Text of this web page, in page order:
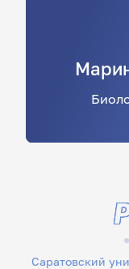
Саратовский